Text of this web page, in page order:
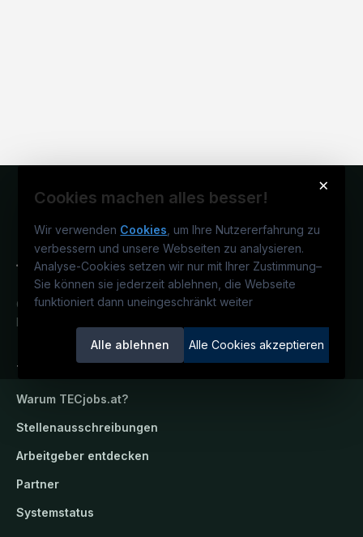
×
Cookies machen alles besser!
Wir verwenden Cookies , um Ihre Nutzererfahrung zu
verbessern und unsere Webseiten zu analysieren.
Analyse-Cookies setzen wir nur mit Ihrer Zustimmung–
Sie können sie jederzeit ablehnen, die Webseite
funktioniert dann uneingeschränkt weiter
Alle ablehnen Alle Cookies akzeptieren
Österreichs technisches Karriereportal.
Ein Service der candidatis GmbH.
TECjobs.at
Warum TECjobs.at?
Stellenausschreibungen
Arbeitgeber entdecken
Partner
Systemstatus